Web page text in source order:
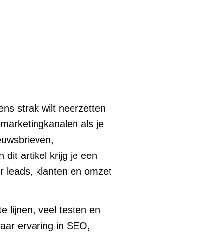
strak wilt neerzetten
als je
dit artikel krijg je een
leads, klanten en omzet
lijnen, veel testen en
ervaring in SEO,